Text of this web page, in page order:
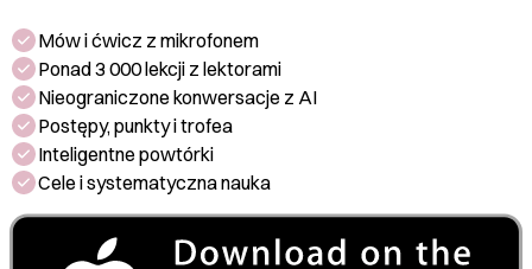
Mów i ćwicz z mikrofonem
Ponad 3 000 lekcji z lektorami
Nieograniczone konwersacje z AI
Postępy, punkty i trofea
Inteligentne powtórki
Cele i systematyczna nauka